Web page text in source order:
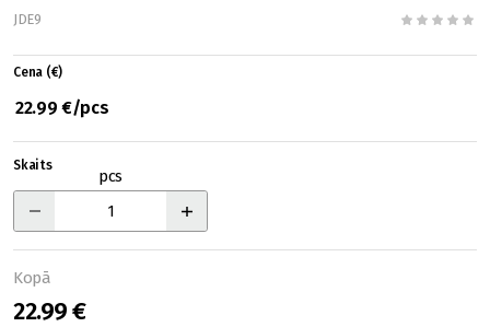
JDE9
Cena (€)
22.99 €/pcs
Skaits
pcs
Kopā
22.99 €